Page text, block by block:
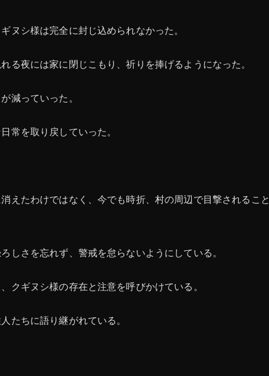
ヌシ様は完全に封じ込められなかった。
る夜には家に閉じこもり、祈りを捧げるようになった。
減っていった。
常を取り戻していった。
えたわけではなく、今でも時折、村の周辺で目撃されること
しさを忘れず、警戒を怠らないようにしている。
クギヌシ様の存在と注意を呼びかけている。
たちに語り継がれている。